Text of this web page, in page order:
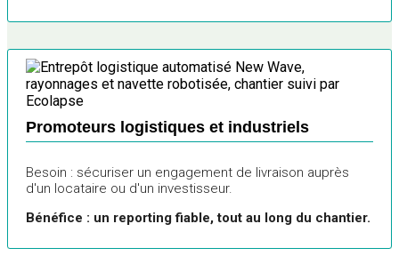
Promoteurs logistiques et industriels
Besoin : sécuriser un engagement de livraison auprès
d'un locataire ou d'un investisseur.
Bénéfice : un reporting fiable, tout au long du chantier.